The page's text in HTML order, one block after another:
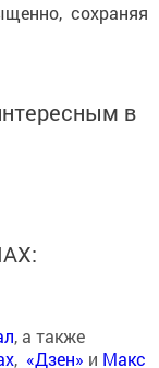
сохраняя
в
, а также
, «Дзен» и Макс